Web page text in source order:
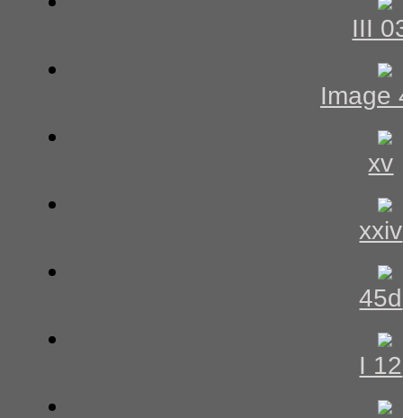
III
Image
xv
xxiv
45d
I 12